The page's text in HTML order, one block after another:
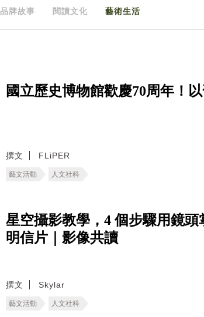
品牌故事 閱讀文化 藝術生活
國立歷史博物館歡慶70周年！
撰文 FLiPER
藝文活動 人文社科
星空攝影教學，4 個步驟用鏡
明信片｜影像共讀
撰文 Skylar
藝文活動 人文社科